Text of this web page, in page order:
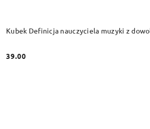
Kubek Definicja nauczyciela muzyki z
Cena:
39.00